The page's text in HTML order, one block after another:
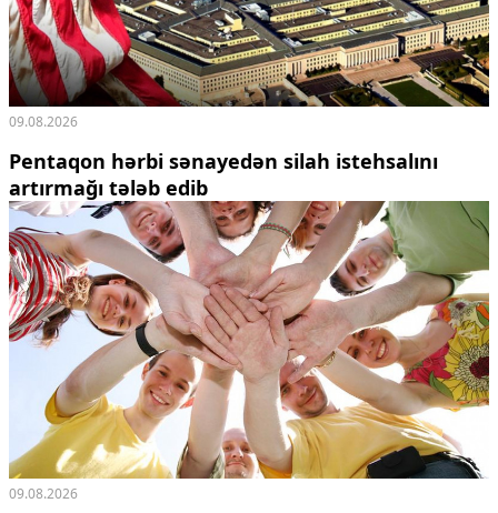
09.08.2026
Pentaqon hərbi sənayedən silah istehsalını
artırmağı tələb edib
09.08.2026